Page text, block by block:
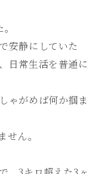
安静にしていた
日常生活を普通に
ゃがめば何か掴ま
ん。